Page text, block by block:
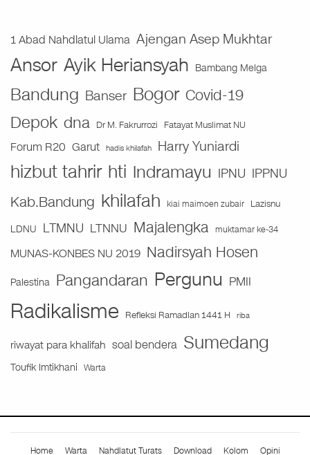
1 Abad Nahdlatul Ulama Ajengan Asep Mukhtar
Ansor Ayik Heriansyah Bambang Melga
Bandung Banser Bogor Covid-19
Depok dna Dr M. Fakrurrozi Fatayat Muslimat NU
Forum R20 Garut hadis khilafah Harry Yuniardi
hizbut tahrir hti Indramayu IPNU IPPNU
Kab.Bandung khilafah kiai maimoen zubair
Lazisnu
LDNU LTMNU LTNNU Majalengka muktamar ke-34
MUNAS-KONBES NU 2019 Nadirsyah Hosen
Palestina Pangandaran Pergunu PMII
Radikalisme Refleksi Ramadlan 1441 H riba
riwayat para khalifah soal bendera Sumedang
Toufik Imtikhani Warta
Home Warta Nahdlatut Turats Download Kolom Opini